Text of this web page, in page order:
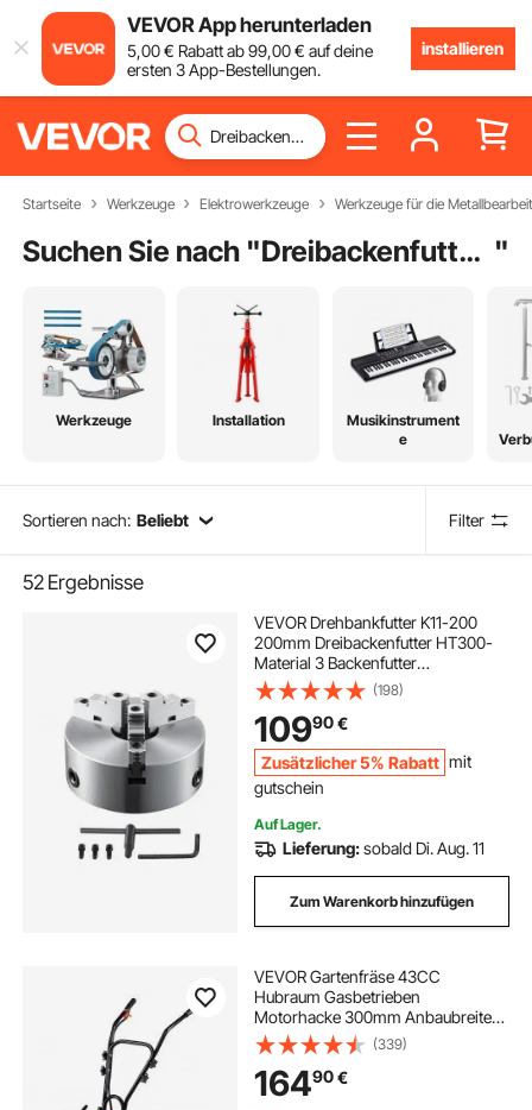
VEVOR App herunterladen
5,00€ Rabatt ab99,00€ auf deine
ersten 3 App-Bestellungen.
installieren
Startseite Werkzeuge Elektrowerkzeuge Werkzeuge für die
Suchen Sie nach " Dreibackenfutter 100mm "
Werkzeuge Installation
Musikinstrument
e
Sortieren nach: Beliebt Filter
52 Ergebnisse
VEVOR Drehbankfutter K11-200
200mm Dreibackenfutter HT300-
Material 3 Backenfutter
Spannbereich 4–200mm 3-Backen,
20Cr, ≥53HRC φ65mm Bohrung
Spannfutter Drechselbank
Selbstzentrierend
(198)
10990€
Zusätzlicher 5% Rabatt mit
gutschein
Auf Lager.
Lieferung:sobald Di. Aug. 11
Zum Warenkorb hinzufügen
VEVOR Gartenfräse 43CC
Hubraum Gasbetrieben
Motorhacke 300mm Anbaubreite
Motorfräse 100mm
Kultivierungstiefe Bodenhacke Stahl
Kultivierungsklinge Ackerfräse
1110x448x910mm Kultivator
(339)
16490€